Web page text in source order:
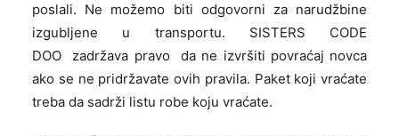
poslali. Ne možemo biti odgovorni za narudžbine
izgubljene u transportu. SISTERS CODE
DOO zadržava pravo da ne izvršiti povraćaj novca
ako se ne pridržavate ovih pravila. Paket koji vraćate
treba da sadrži listu robe koju vraćate.